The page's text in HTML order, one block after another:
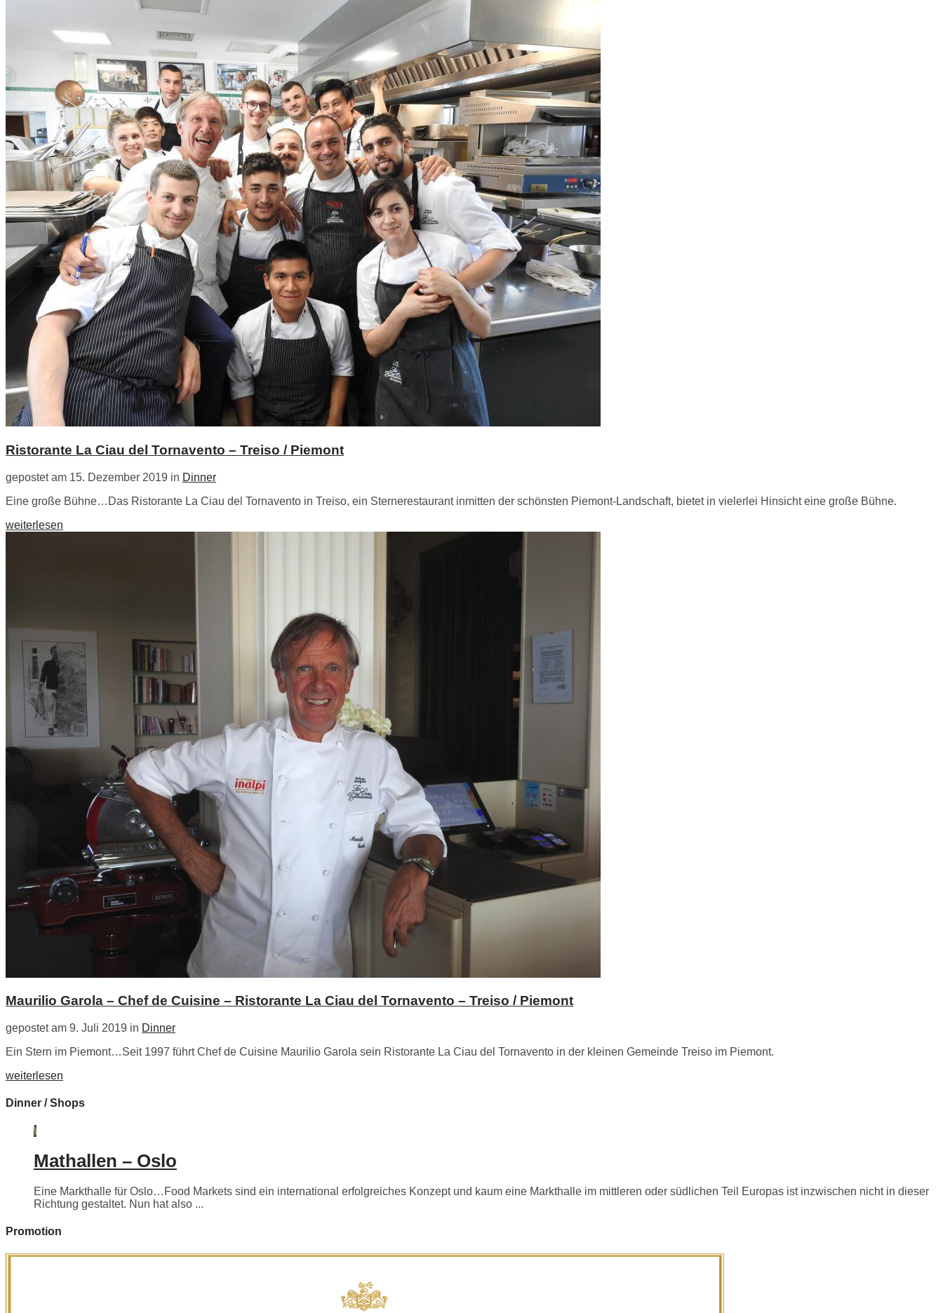
Ristorante La Ciau del Tornavento – Treiso / Piemont
gepostet am 15. Dezember 2019 in Dinner
Eine große Bühne…Das Ristorante La Ciau del Tornavento in Treiso, ein Sternerestaurant inmitten der schönsten Piemont-Landschaft, bietet in vielerlei Hinsicht eine große Bühne.
weiterlesen
Maurilio Garola – Chef de Cuisine – Ristorante La Ciau del Tornavento – Treiso / Piemont
gepostet am 9. Juli 2019 in Dinner
Ein Stern im Piemont…Seit 1997 führt Chef de Cuisine Maurilio Garola sein Ristorante La Ciau del Tornavento in der kleinen Gemeinde Treiso im Piemont.
weiterlesen
Dinner / Shops
Mathallen – Oslo
Eine Markthalle für Oslo…Food Markets sind ein international erfolgreiches Konzept und kaum eine Markthalle im mittleren oder südlichen Teil Europas ist inzwischen nicht in dieser
Richtung gestaltet. Nun hat also ...
Promotion